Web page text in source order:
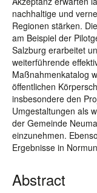
nachhaltige und
Regionen stärken.
am Beispiel der
Salzburg erarbeitet
weiterführende
Maßnahmenkatalog
öffentlichen
insbesondere den
Umgestaltungen als
der Gemeinde
einzunehmen.
Ergebnisse in
Abstract